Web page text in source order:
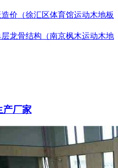
价（徐汇区体育馆运动木地板
龙骨结构（南京枫木运动木地
产厂家